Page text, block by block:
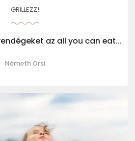
GRILLEZZ!
az all you can eat...
Németh Orsi